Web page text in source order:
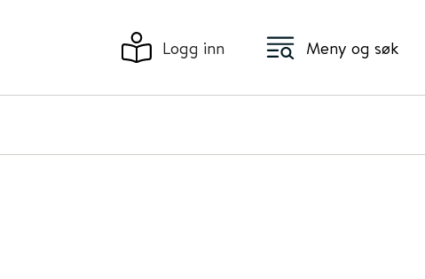
Logg inn Meny og søk